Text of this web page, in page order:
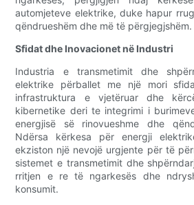
automjeteve elektrike, duke hapur
qëndrueshëm dhe më të përgjegjshëm.
Sfidat dhe Inovacionet në Industri
Industria e transmetimit dhe
elektrike përballet me një mori
infrastruktura e vjetëruar dhe
kibernetike deri te integrimi i
energjisë së rinovueshme dhe
Ndërsa kërkesa për energji
ekziston një nevojë urgjente për të
sistemet e transmetimit dhe
rritjen e re të ngarkesës dhe
konsumit.